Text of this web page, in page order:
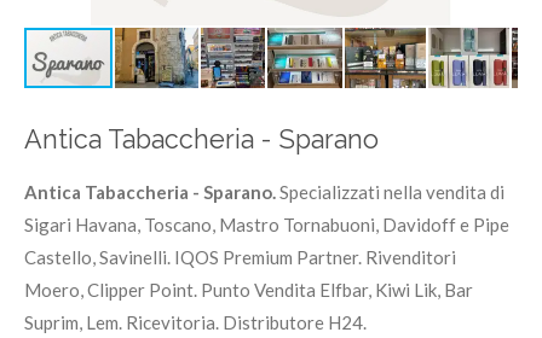
Antica Tabaccheria - Sparano
Antica Tabaccheria - Sparano.Specializzati nella vendita di
Sigari Havana, Toscano, Mastro Tornabuoni, Davidoff e Pipe
Castello, Savinelli. IQOS Premium Partner. Rivenditori
Moero, Clipper Point. Punto Vendita Elfbar, Kiwi Lik, Bar
Suprim, Lem. Ricevitoria. Distributore H24.